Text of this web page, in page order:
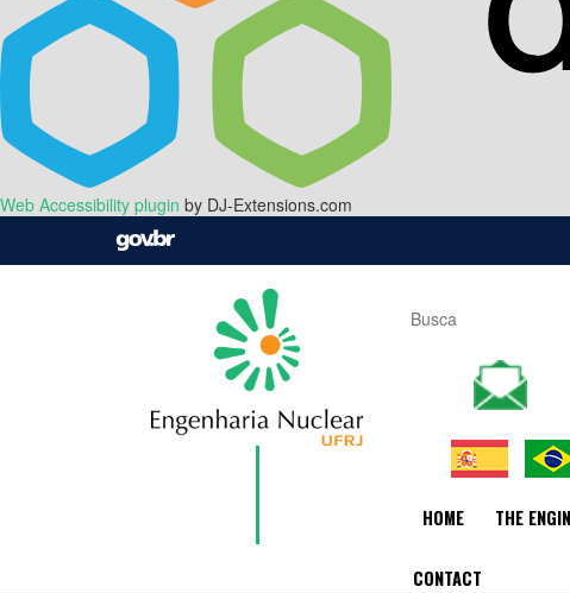
Web Accessibility plugin by DJ-Extensions.com
HOME THE
CONTACT